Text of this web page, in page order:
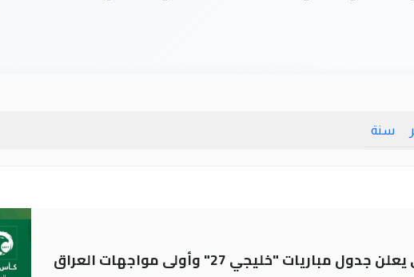
سنة
مباريات "خليجي 27" وأولى مواجهات العراق